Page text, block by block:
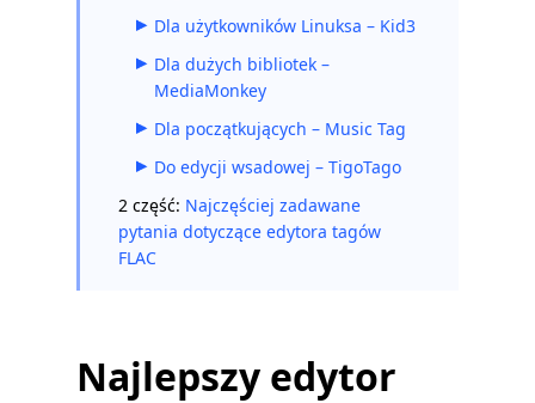
Dla użytkowników Linuksa – Kid3
Dla dużych bibliotek –
MediaMonkey
Dla początkujących – Music Tag
Do edycji wsadowej – TigoTago
2 część: Najczęściej zadawane
pytania dotyczące edytora tagów
FLAC
Najlepszy edytor